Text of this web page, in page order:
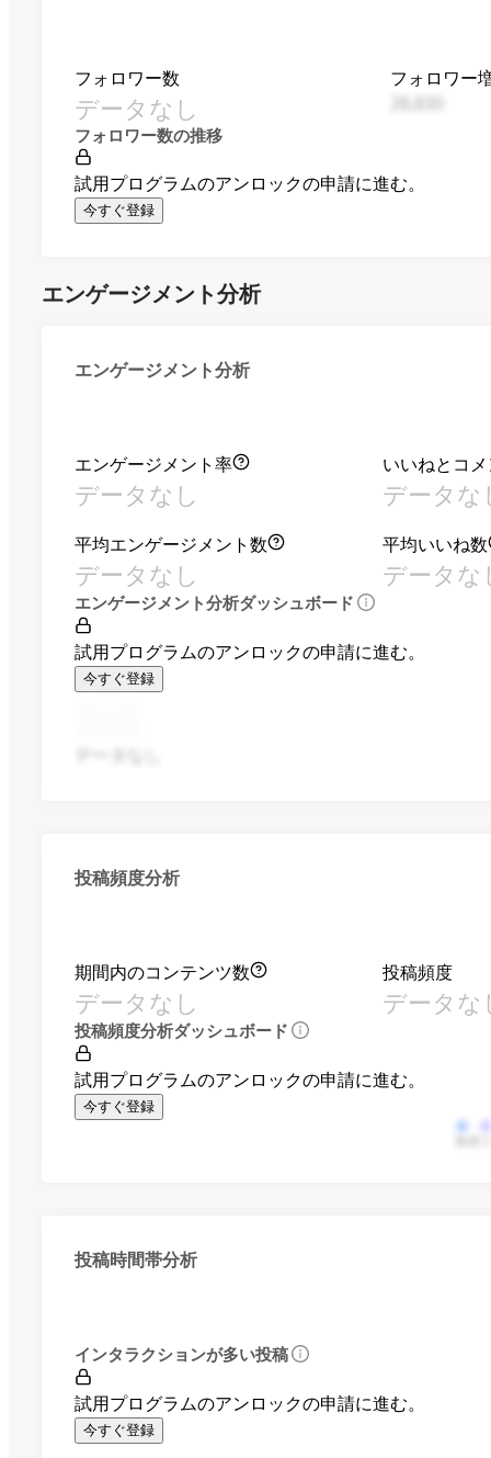
フォロワー数
データなし
フォロワー
フォロワー数の推移
試用プログラムのアンロックの申請に進む。
今すぐ登録
エンゲージメント分析
エンゲージメント分析
エンゲージメント率
データなし
いいねとコ
データな
平均エンゲージメント数
データなし
平均いいね数
データな
エンゲージメント分析ダッシュボード
試用プログラムのアンロックの申請に進む。
今すぐ登録
投稿頻度分析
期間内のコンテンツ数
データなし
投稿頻度
データな
投稿頻度分析ダッシュボード
試用プログラムのアンロックの申請に進む。
今すぐ登録
投稿時間帯分析
インタラクションが多い投稿
試用プログラムのアンロックの申請に進む。
今すぐ登録